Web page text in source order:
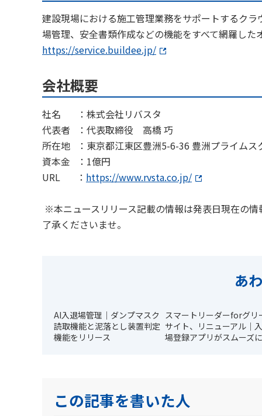
建設現場における施工管理業務をサポートするク
場管理、安全書類作成などの機能をすべて網羅した
https://service.buildee.jp/
会社概要
社名 ：株式会社リバスタ
代表者 ：代表取締役 高橋 巧
所在地 ：東京都江東区豊洲5-6-36 豊洲プライムス
資本金 ：1億円
URL ： https://www.rvsta.co.jp/
※本ニュースリリース記載の情報は発表日現在の
了承くださいませ。
あ
AI入退場管理｜ダンプマスク
読取機能と泥落とし装置判定
機能をリリース
スマートリーダーforグリ
サイト、リニューアル｜
場登録アプリがスムーズ
この記事を書いた人